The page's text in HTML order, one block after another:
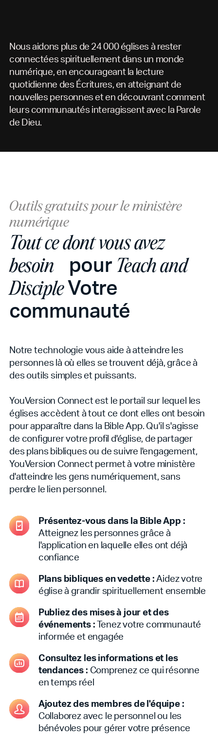
Nous aidons plus de 24 000 églises à rester
connectées spirituellement dans un monde
numérique, en encourageant la lecture
quotidienne des Écritures, en atteignant de
nouvelles personnes et en découvrant comment
leurs communautés interagissent avec la Parole
de Dieu.
Outils gratuits pour le ministère
numérique
Tout ce dont vous avez
besoin pourTeach and
DiscipleVotre
communauté
Notre technologie vous aide à atteindre les
personnes là où elles se trouvent déjà, grâce à
des outils simples et puissants.
YouVersion Connect est le portail sur lequel les
églises accèdent à tout ce dont elles ont besoin
pour apparaître dans la Bible App. Qu'il s'agisse
de configurer votre profil d'église, de partager
des plans bibliques ou de suivre l'engagement,
YouVersion Connect permet à votre ministère
d'atteindre les gens numériquement, sans
perdre le lien personnel.
Présentez-vous dans la Bible App :
Atteignez les personnes grâce à
l'application en laquelle elles ont déjà
confiance
Plans bibliques en vedette :Aidez votre
église à grandir spirituellement ensemble
Publiez des mises à jour et des
événements :Tenez votre communauté
informée et engagée
Consultez les informations et les
tendances : Comprenez ce qui résonne
en temps réel
Ajoutez des membres de l'équipe :
Collaborez avec le personnel ou les
bénévoles pour gérer votre présence